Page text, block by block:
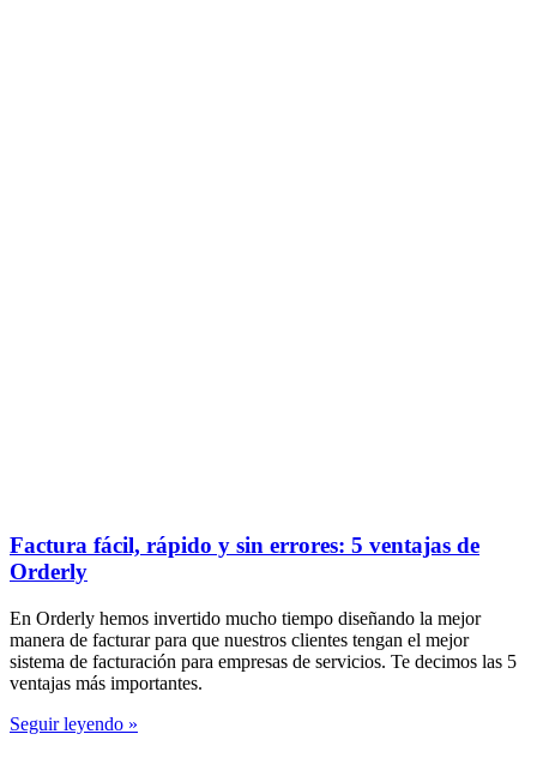
Factura fácil, rápido y sin errores: 5 ventajas de
Orderly
En Orderly hemos invertido mucho tiempo diseñando la mejor
manera de facturar para que nuestros clientes tengan el mejor
sistema de facturación para empresas de servicios. Te decimos las 5
ventajas más importantes.
Seguir leyendo »